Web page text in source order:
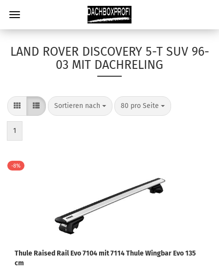
LAND ROVER DISCOVERY 5-T SUV 96-
03 MIT DACHRELING
Sortieren nach 80 pro Seite
1
-8%
Thule Raised Rail Evo 7104 mit 7114 Thule Wingbar Evo 135
cm